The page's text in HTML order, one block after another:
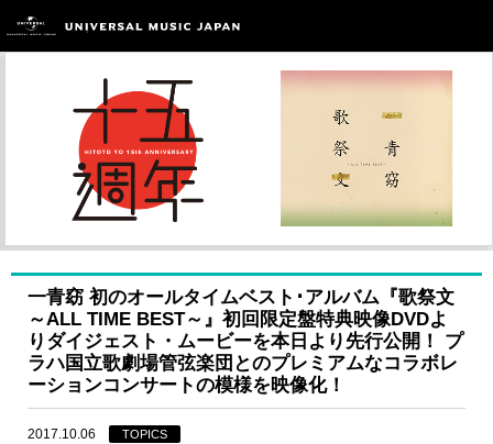
一青窈 初のオールタイムベスト･アルバム『歌祭文
～ALL TIME BEST～』初回限定盤特典映像DVDよ
りダイジェスト・ムービーを本日より先行公開！ プ
ラハ国立歌劇場管弦楽団とのプレミアムなコラボレ
ーションコンサートの模様を映像化！
2017.10.06 TOPICS